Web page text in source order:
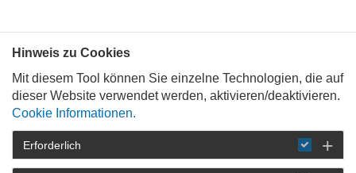
STARTSEITE DETAIL
Hinweis zu Cookies
Mit diesem Tool können Sie einzelne Technologien, die auf
dieser Website verwendet werden, aktivieren/deaktivieren.
Cookie Informationen.
Erforderlich